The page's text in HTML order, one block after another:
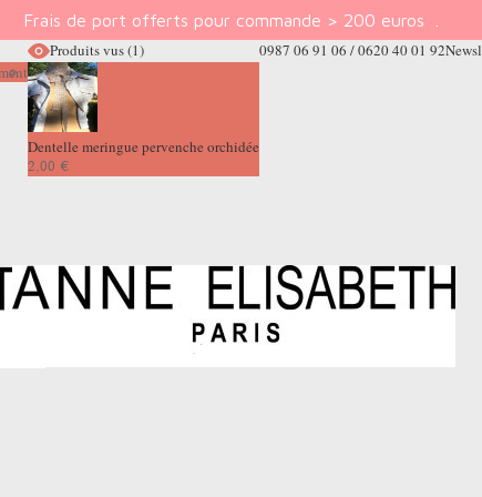
Frais de port offerts pour commande > 200 euros
Produits vus(1)
Dentelle meringue pervenche orchidée
2,00 €
0987 06 91 06 / 0620 40 01 92